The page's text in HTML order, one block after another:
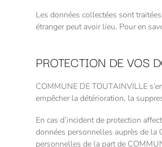
Les données collectées sont
étranger peut avoir lieu. Pour en
PROTECTION DE VOS
COMMUNE DE TOUTAINVILLE
empêcher la détérioration, la
En cas d’incident de protection
données personnelles auprès de la
personnelles de la part de